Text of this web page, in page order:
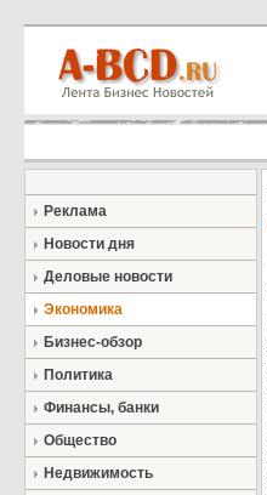
Реклама
Новости дня
Деловые новости
Экономика
Бизнес-обзор
Политика
Финансы, банки
Общество
Недвижимость